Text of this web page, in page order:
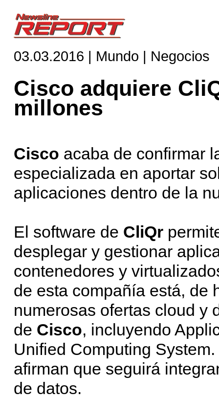
03.03.2016 | Mundo | Negocios
Cisco adquiere
millones
Cisco acaba de confirmar
especializada en aportar
aplicaciones dentro de la
El software de CliQr
desplegar y gestionar
contenedores y
de esta compañía está, de
numerosas ofertas cloud y
de Cisco, incluyendo
Unified Computing
afirman que seguirá
de datos.